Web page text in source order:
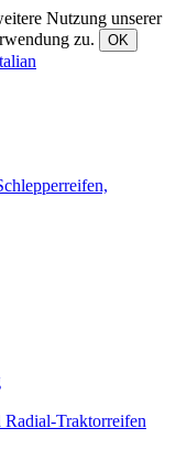
Nutzung unserer
zu.
Traktorreifen